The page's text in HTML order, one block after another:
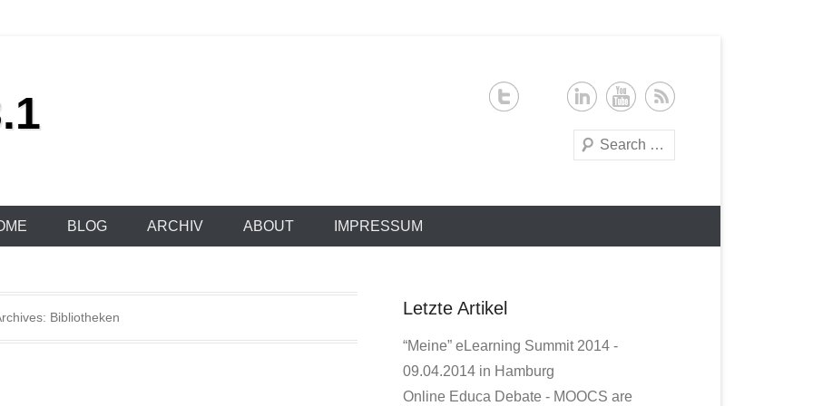
Search
BLOG ARCHIV ABOUT IMPRESSUM
Bibliotheken Letzte Artikel
“Meine” eLearning Summit 2014 -
09.04.2014 in Hamburg
Online Educa Debate - MOOCS are